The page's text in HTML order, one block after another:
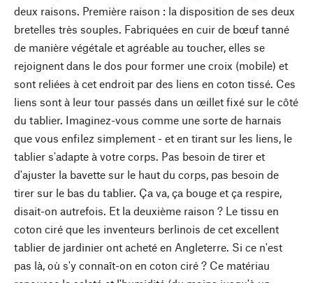
deux raisons. Première raison : la disposition de ses deux
bretelles très souples. Fabriquées en cuir de bœuf tanné
de manière végétale et agréable au toucher, elles se
rejoignent dans le dos pour former une croix (mobile) et
sont reliées à cet endroit par des liens en coton tissé. Ces
liens sont à leur tour passés dans un œillet fixé sur le côté
du tablier. Imaginez-vous comme une sorte de harnais
que vous enfilez simplement - et en tirant sur les liens, le
tablier s'adapte à votre corps. Pas besoin de tirer et
d'ajuster la bavette sur le haut du corps, pas besoin de
tirer sur le bas du tablier. Ça va, ça bouge et ça respire,
disait-on autrefois. Et la deuxième raison ? Le tissu en
coton ciré que les inventeurs berlinois de cet excellent
tablier de jardinier ont acheté en Angleterre. Si ce n'est
pas là, où s'y connaît-on en coton ciré ? Ce matériau